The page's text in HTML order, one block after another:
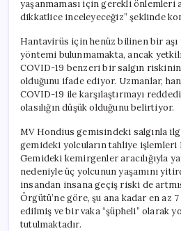
yaşanmaması için gerekli önlemleri
dikkatlice inceleyeceğiz” şeklinde
Hantavirüs için henüz bilinen bir
yöntemi bulunmamakta, ancak
COVID-19 benzeri bir salgın
olduğunu ifade ediyor. Uzmanlar,
COVID-19 ile karşılaştırmayı
olasılığın düşük olduğunu belirtiyor.
MV Hondius gemisindeki salgınla
gemideki yolcuların tahliye işlemleri
Gemideki kemirgenler aracılığıyla
nedeniyle üç yolcunun yaşamını
insandan insana geçiş riski de
Örgütü’ne göre, şu ana kadar en az
edilmiş ve bir vaka “şüpheli” olarak
tutulmaktadır.